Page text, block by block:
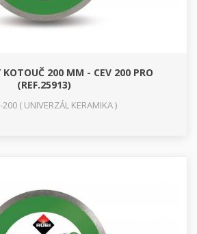
200 MM - CEV 200 PRO
(REF.25913)
( UNIVERZÁL KERAMIKA )